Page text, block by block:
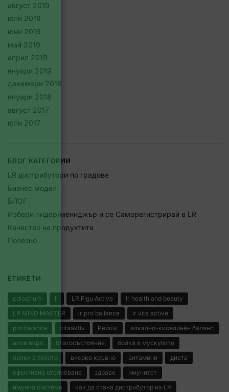
август 2019
юли 2019
юни 2019
май 2019
април 2019
януари 2019
декември 2018
януари 2018
август 2017
юли 2017
БЛОГ КАТЕГОРИИ
LR дистрибутори по градове
Бизнес модел
БЛОГ
Избери лидер/мениджър и се Саморегистрирай в LR
Качество на продуктите
Полезно
ЕТИКЕТИ
colostrum lr LR Figu Active
lr health and beauty
LR MIND MASTER
lr pro ballance
lr vita active
pro balance
vitaaktiv Рейши
алкално-киселинен баланс
алое вера
благосъстояние
болка в мускулите
болки в тялото
високо кръвно витамини
диета
ефективно отслабване
здраве
имунитет
имунна система
как да стана дистрибутор на LR